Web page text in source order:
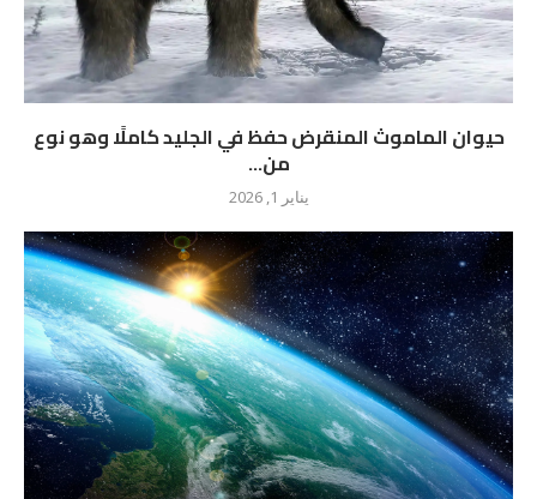
حيوان الماموث المنقرض حفظ في الجليد كاملًا وهو نوع
من...
يناير 1, 2026